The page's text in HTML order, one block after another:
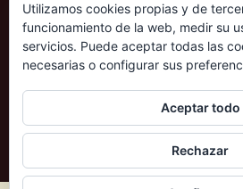
ACG Representaciones
Rambla Pulido, 36
38004 – Santa Cruz de Tenerife
901 009 612
690 339 686
Utilizamos cookies propias y de
funcionamiento de la web, medir su
servicios. Puede aceptar todas las
necesarias o configurar sus
Aceptar todo
Rechazar